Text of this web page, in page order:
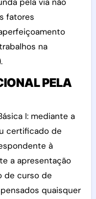
fatores
na
PELA
I: mediante a
certificado de
à
a apresentação
de curso de
quaisquer